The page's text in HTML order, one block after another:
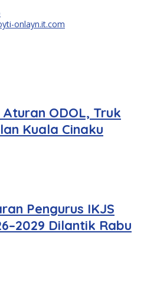
onlayn.it.com
ODOL, Truk
Kuala Cinaku
Pengurus IKJS
Dilantik Rabu